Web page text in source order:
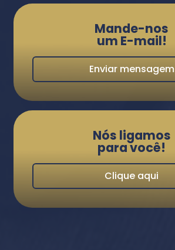
Mande-nos
um E-mail!
Enviar mensagem
Nós ligamos
para você!
Clique aqui